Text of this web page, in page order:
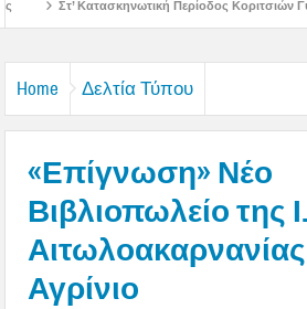
Περίοδος Κοριτσιών Γυμνασίου
Home Δελτία Τύπου
«Επίγνωση» Νέο
Βιβλιοπωλείο της
Αγρίνιο